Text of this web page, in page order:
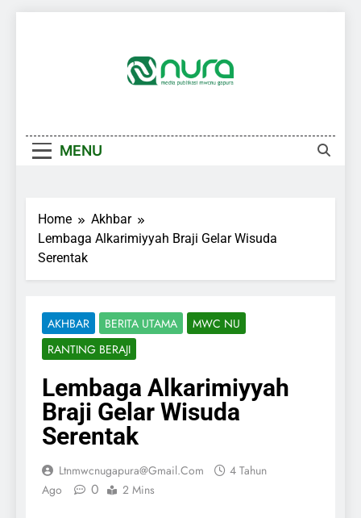
MENU
Home
Akhbar
Lembaga Alkarimiyyah Braji Gelar Wisuda
Serentak
AKHBAR BERITA UTAMA
MWC NU
RANTING BERAJI
Lembaga Alkarimiyyah
Braji Gelar Wisuda
Serentak
Ltnmwcnugapura@gmail.com
4 Tahun
Ago
0 2 Mins